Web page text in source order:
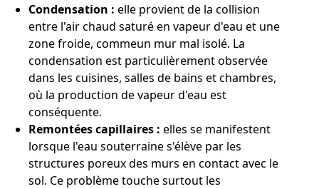
Condensation : elle provient de la collision
entre l'air chaud saturé en vapeur d'eau et une
zone froide, commeun mur mal isolé. La
condensation est particulièrement observée
dans les cuisines, salles de bains et chambres,
où la production de vapeur d'eau est
conséquente.
Remontées capillaires : elles se manifestent
lorsque l'eau souterraine s'élève par les
structures poreux des murs en contact avec le
sol. Ce problème touche surtout les